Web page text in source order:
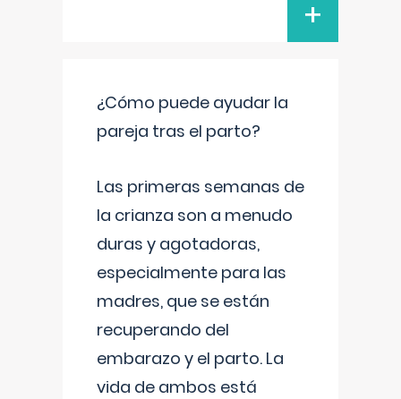
+
¿Cómo puede ayudar la
pareja tras el parto?
Las primeras semanas de
la crianza son a menudo
duras y agotadoras,
especialmente para las
madres, que se están
recuperando del
embarazo y el parto. La
vida de ambos está